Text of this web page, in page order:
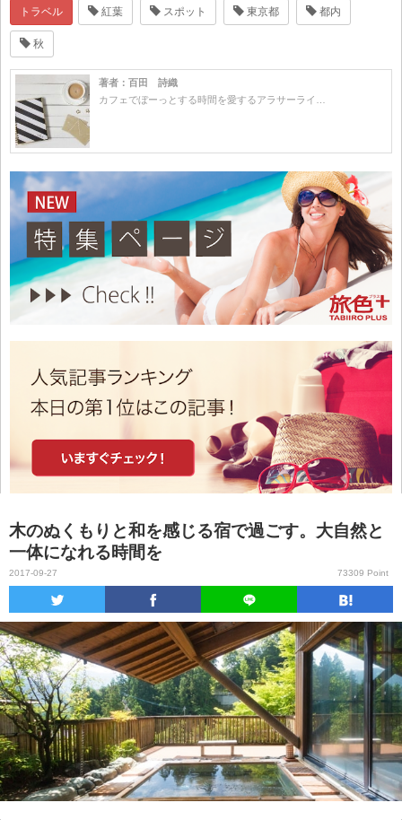
トラベル 紅葉 スポット 東京都 都内
秋
著者：百田 詩織
カフェでぼーっとする時間を愛するアラサーライ…
木のぬくもりと和を感じる宿で過ごす。大自然と
一体になれる時間を
2017-09-27 73309 Point